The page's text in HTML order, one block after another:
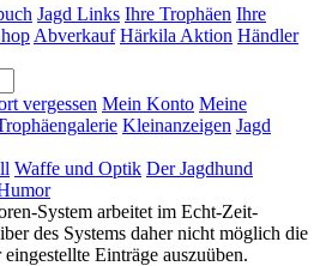
Jagd Links Ihre Trophäen Ihre
Abverkauf Härkila Aktion Händler
vergessen Mein Konto Meine
Kleinanzeigen Jagd
Waffe und Optik Der Jagdhund
System arbeitet im Echt-Zeit-
des Systems daher nicht möglich die
Einträge auszuüben.